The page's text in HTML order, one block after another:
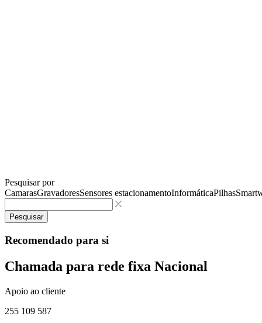
Pesquisar por
CamarasGravadoresSensores estacionamentoInformáticaPilhas
Pesquisar
Recomendado para si
Chamada para rede fixa Nacional
Apoio ao cliente
255 109 587